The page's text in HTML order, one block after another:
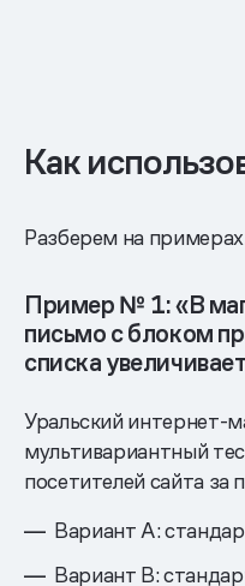
Как
Разберем на
Пример № 1: «В
письмо с блоком
списка
Уральский интернет-
мультивариантный
посетителей сайта за
Вариант А:
Вариант В: